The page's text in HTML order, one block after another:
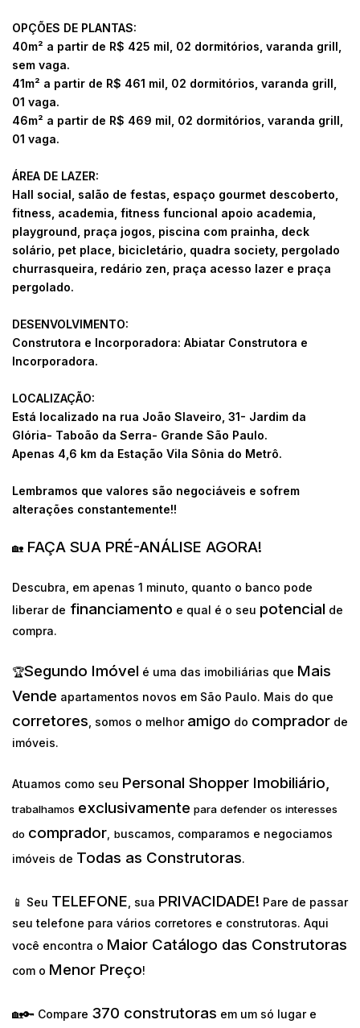
OPÇÕES DE PLANTAS:
40m² a partir de R$ 425 mil, 02 dormitórios, varanda grill,
sem vaga.
41m² a partir de R$ 461 mil, 02 dormitórios, varanda grill,
01 vaga.
46m² a partir de R$ 469 mil, 02 dormitórios, varanda grill,
01 vaga.
ÁREA DE LAZER:
Hall social, salão de festas, espaço gourmet descoberto,
fitness, academia, fitness funcional apoio academia,
playground, praça jogos, piscina com prainha, deck
solário, pet place, bicicletário, quadra society, pergolado
churrasqueira, redário zen, praça acesso lazer e praça
pergolado.
DESENVOLVIMENTO:
Construtora e Incorporadora: Abiatar Construtora e
Incorporadora.
LOCALIZAÇÃO:
Está localizado na rua João Slaveiro, 31- Jardim da
Glória- Taboão da Serra- Grande São Paulo.
Apenas 4,6 km da Estação Vila Sônia do Metrô.
Lembramos que valores são negociáveis e sofrem
alterações constantemente!!
🏡 FAÇA SUA PRÉ-ANÁLISE AGORA!
Descubra, em apenas 1 minuto, quanto o banco pode
liberar de financiamento e qual é o seu potencial de
compra.
🏆Segundo Imóvel é uma das imobiliárias que Mais
Vende apartamentos novos em São Paulo. Mais do que
corretores , somos o melhor amigo do comprador de
imóveis.
Atuamos como seu Personal Shopper Imobiliário,
trabalhamos exclusivamente para defender os interesses
do comprador, buscamos, comparamos e negociamos
imóveis de Todas as Construtoras.
📱 Seu TELEFONE , sua PRIVACIDADE! Pare de passar
seu telefone para vários corretores e construtoras. Aqui
você encontra o Maior Catálogo das Construtoras
com o Menor Preço!
🏡🔑 Compare 370 construtoras em um só lugar e